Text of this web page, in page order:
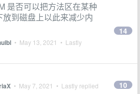
是否可以把方法区在某种
到磁盘上以此来减少内
• May 13, 2021 • Lastly
14
• May 7, 2021 • Lastly replied
10